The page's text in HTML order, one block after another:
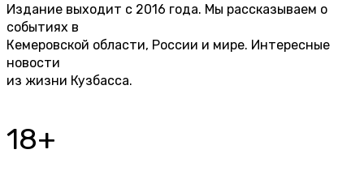
Издание выходит с 2016 года. Мы рассказываем о
событиях в
Кемеровской области, России и мире. Интересные
новости
из жизни Кузбасса.
18+